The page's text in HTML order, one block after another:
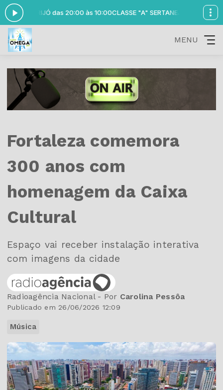
CARIJÓ das 20:00 às 10:00CLASSE "A" SERTANEJO com
MENU
Fortaleza comemora
300 anos com
homenagem da Caixa
Cultural
Espaço vai receber instalação interativa
com imagens da cidade
Radioagência Nacional - Por Carolina Pessôa
Publicado em 26/06/2026 12:09
Música